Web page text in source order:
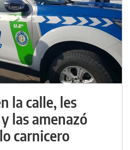
la calle, les
las amenazó
carnicero